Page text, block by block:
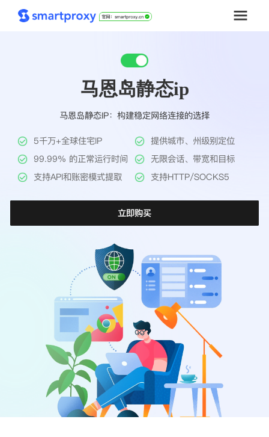
工具
帮助中心
马恩岛静态ip
马恩岛静态IP：构建稳定网络连接的选择
5千万+全球住宅IP
提供城市、州级别定位
99.99% 的正常运行时间
无限会话、带宽和目标
支持API和账密模式提取
支持HTTP/SOCKS5
立即购买